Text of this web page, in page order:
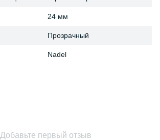
24 мм
Прозрачный
Nadel
Добавьте первый отзыв